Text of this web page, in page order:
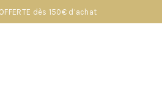
dès 150€ d’achat